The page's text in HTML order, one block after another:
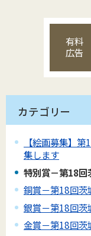
有料
広告
カテゴリー
【絵画募集】
集します
特別賞－第18回
銅賞－第18回茨
銀賞－第18回茨
金賞－第18回茨